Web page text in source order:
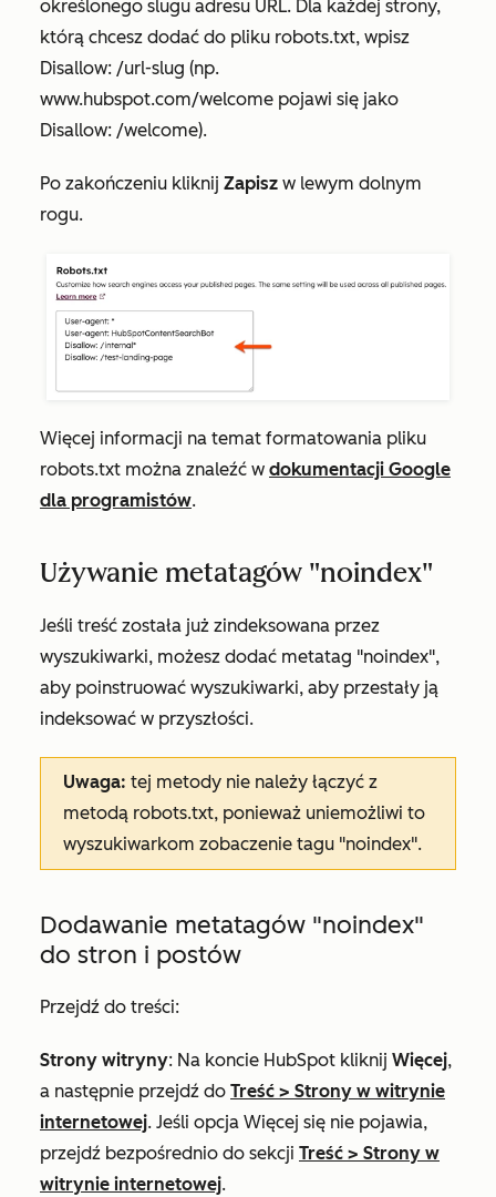
określonego slugu adresu URL. Dla każdej strony,
którą chcesz dodać do pliku robots.txt, wpisz
Disallow: /url-slug (np.
www.hubspot.com/welcome pojawi się jako
Disallow: /welcome).
Po zakończeniu kliknij Zapisz w lewym dolnym
rogu.
Więcej informacji na temat formatowania pliku
robots.txt można znaleźć w dokumentacji Google
dla programistów.
Używanie metatagów "noindex"
Jeśli treść została już zindeksowana przez
wyszukiwarki, możesz dodać metatag "noindex",
aby poinstruować wyszukiwarki, aby przestały ją
indeksować w przyszłości.
Uwaga: tej metody nie należy łączyć z
metodą robots.txt, ponieważ uniemożliwi to
wyszukiwarkom zobaczenie tagu "noindex".
Dodawanie metatagów "noindex"
do stron i postów
Przejdź do treści:
Strony witryny: Na koncie HubSpot kliknij Więcej,
a następnie przejdź do Treść > Strony w witrynie
internetowej. Jeśli opcja Więcej się nie pojawia,
przejdź bezpośrednio do sekcji Treść > Strony w
witrynie internetowej.